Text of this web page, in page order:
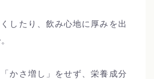
したり、飲み心地に厚みを出
かさ増し」をせず、栄養成分